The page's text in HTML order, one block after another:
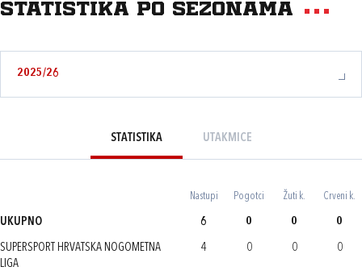
Statistika po sezonama
2025/26
STATISTIKA UTAKMICE
Nastupi Pogotci Žuti k. Crveni k.
UKUPNO 6 0 0 0
SUPERSPORT HRVATSKA NOGOMETNA
LIGA
4 0 0 0